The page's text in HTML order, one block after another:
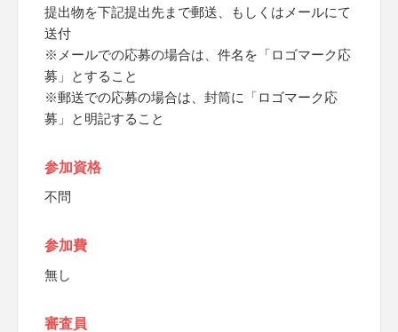
提出物を下記提出先まで郵送、もしくはメールにて
送付
※メールでの応募の場合は、件名を「ロゴマーク応
募」とすること
※郵送での応募の場合は、封筒に「ロゴマーク応
募」と明記すること
参加資格
不問
参加費
無し
審査員